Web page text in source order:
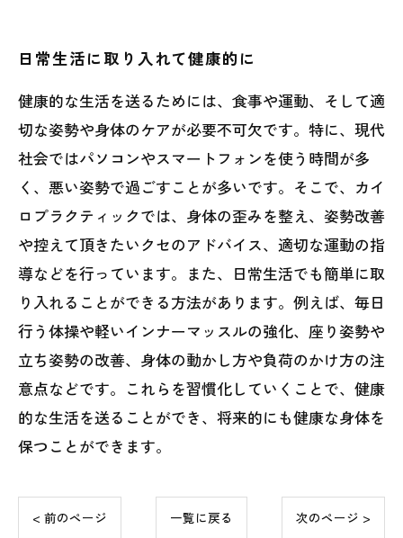
日常生活に取り入れて健康的に
健康的な生活を送るためには、食事や運動、そして適
切な姿勢や身体のケアが必要不可欠です。特に、現代
社会ではパソコンやスマートフォンを使う時間が多
く、悪い姿勢で過ごすことが多いです。そこで、カイ
ロプラクティックでは、身体の歪みを整え、姿勢改善
や控えて頂きたいクセのアドバイス、適切な運動の指
導などを行っています。また、日常生活でも簡単に取
り入れることができる方法があります。例えば、毎日
行う体操や軽いインナーマッスルの強化、座り姿勢や
立ち姿勢の改善、身体の動かし方や負荷のかけ方の注
意点などです。これらを習慣化していくことで、健康
的な生活を送ることができ、将来的にも健康な身体を
保つことができます。
< 前のページ 一覧に戻る 次のページ >